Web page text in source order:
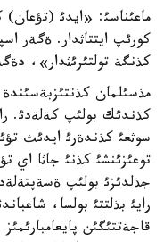
ماعئناسئ: «ايدئ (تؤعان)
كورئپ ايتتاثدار. ةگةر
كذنگة تولتئرئثدار»،
مذسئلمان
كذندئك بولئپ كةلةدئ.
سوثعئ كذندةرئ ايدئث
توعئزئنشئ كذنئ جاثا اي
جذلدئزئ بولئپ
رايئ بذلتتئ بولسا،
قاجةتتئگئن